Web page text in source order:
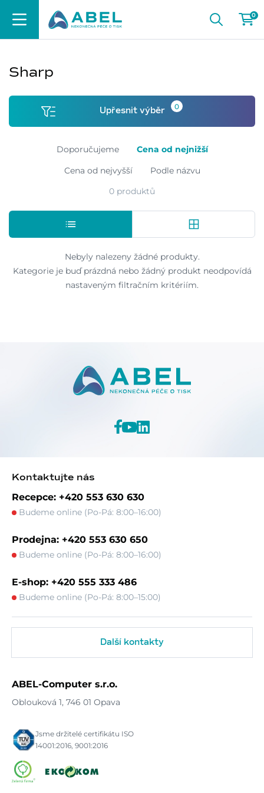
0
Sharp
Upřesnit výběr 0
Doporučujeme
Cena od nejnižší
Cena od nejvyšší
Podle názvu
0 produktů
Nebyly nalezeny žádné produkty.
Kategorie je buď prázdná nebo žádný produkt neodpovídá
nastaveným filtračním kritériím.
Kontaktujte nás
Recepce: +420 553 630 630
Budeme online (Po-Pá: 8:00–16:00)
Prodejna: +420 553 630 650
Budeme online (Po-Pá: 8:00–16:00)
E-shop: +420 555 333 486
Budeme online (Po-Pá: 8:00–15:00)
Další kontakty
ABEL-Computer s.r.o.
Oblouková 1, 746 01 Opava
Jsme držitelé certifikátu ISO
14001:2016, 9001:2016